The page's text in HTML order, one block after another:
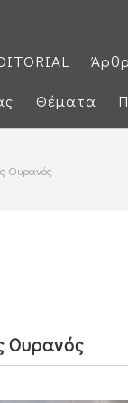
Θέματα
Ουρανός
Ουρανός